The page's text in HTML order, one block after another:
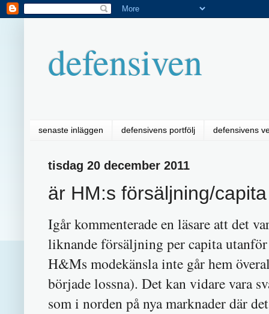
defensiven
senaste inläggen defensivens portfölj defensivens
tisdag 20 december 2011
är HM:s försäljning/
Igår kommenterade en läsare att det
liknande försäljning per capita
H&Ms modekänsla inte går hem
började lossna). Det kan vidare vara
som i norden på nya marknader där